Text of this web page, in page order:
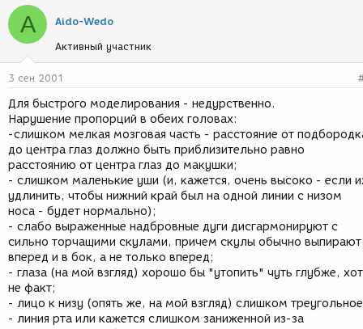
A Aido-Wedo
Активный участник
3 сен 2001
Для быстрого моделирования - недурственно.
Нарушение пропорций в обеих головах:
-слишком мелкая мозговая часть - расстояние от
до центра глаз должно быть приблизительно равно
расстоянию от центра глаз до макушки;
- слишком маленькие уши (и, кажется, очень высоко - если
удлинить, чтобы нижний край был на одной линии с низом
носа - будет нормально);
- слабо выраженные надбровные дуги дисгармонируют с
сильно торчащими скулами, причем скулы обычно выпирают
вперед и в бок, а не только вперед;
- глаза (на мой взгляд) хорошо бы "утопить" чуть глубже,
не факт;
- лицо к низу (опять же, на мой взгляд) слишком
- линия рта или кажется слишком заниженной из-за